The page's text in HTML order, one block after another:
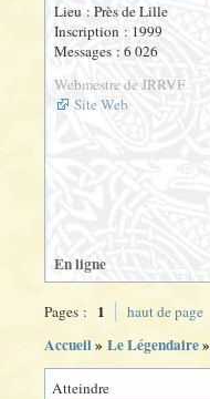
Lieu : Près de Lille
Inscription : 1999
Messages : 6 026
Webmestre de JRRVF
Site Web
En ligne
Pages : 1 haut de page
Accueil» Le Légendaire»
Atteindre